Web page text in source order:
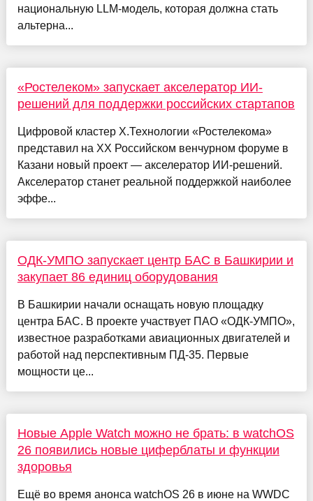
национальную LLM-модель, которая должна стать
альтерна...
«Ростелеком» запускает акселератор ИИ-
решений для поддержки российских стартапов
Цифровой кластер Х.Технологии «Ростелекома»
представил на XX Российском венчурном форуме в
Казани новый проект — акселератор ИИ-решений.
Акселератор станет реальной поддержкой наиболее
эффе...
ОДК-УМПО запускает центр БАС в Башкирии и
закупает 86 единиц оборудования
В Башкирии начали оснащать новую площадку
центра БАС. В проекте участвует ПАО «ОДК-УМПО»,
известное разработками авиационных двигателей и
работой над перспективным ПД-35. Первые
мощности це...
Новые Apple Watch можно не брать: в watchOS
26 появились новые циферблаты и функции
здоровья
Ещё во время анонса watchOS 26 в июне на WWDC